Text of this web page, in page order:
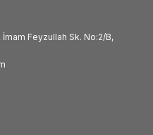
Feyzullah Sk. No:2/B,